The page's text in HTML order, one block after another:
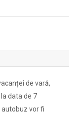
de vară,
data de 7
vor fi